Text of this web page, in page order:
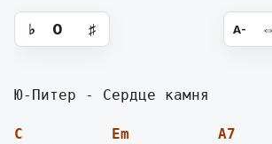
аккорды для гитары, текст
♭ 0 ♯ A- ⇔
Ю-Питер - Сердце камня
C Em A7